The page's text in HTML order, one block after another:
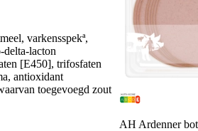
varkensspekª,
delta-lacton
[E450], trifosfaten
antioxidant
toegevoegd zout
AH Ardenner